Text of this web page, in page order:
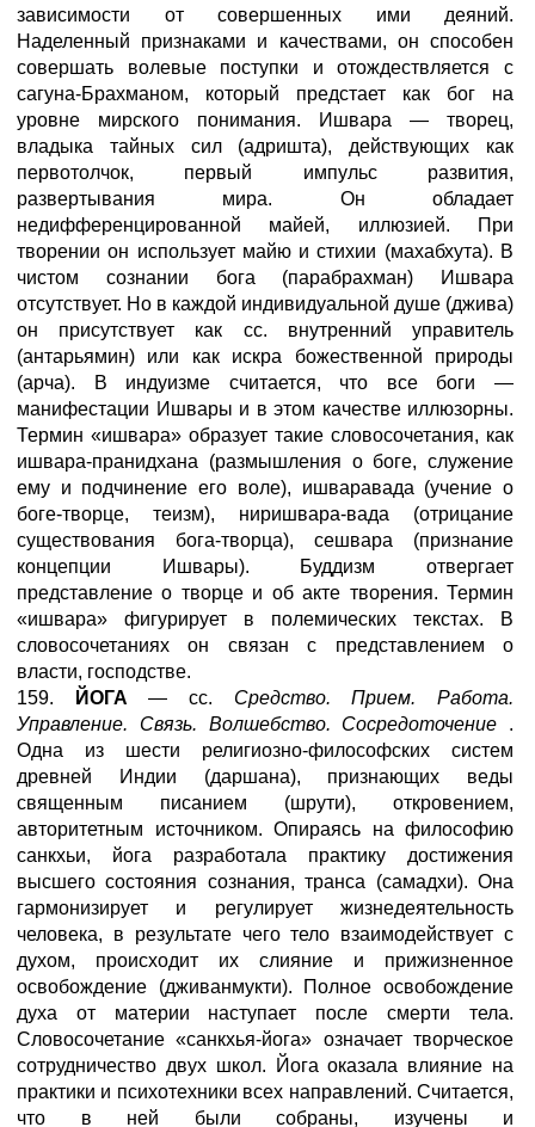
зависимости от совершенных ими деяний.
Наделенный признаками и качествами, он способен
совершать волевые поступки и отождествляется с
сагуна-Брахманом, который предстает как бог на
уровне мирского понимания. Ишвара — творец,
владыка тайных сил (адришта), действующих как
первотолчок, первый импульс развития,
развертывания мира. Он обладает
недифференцированной майей, иллюзией. При
творении он использует майю и стихии (махабхута). В
чистом сознании бога (парабрахман) Ишвара
отсутствует. Но в каждой индивидуальной душе (джива)
он присутствует как сс. внутренний управитель
(антарьямин) или как искра божественной природы
(арча). В индуизме считается, что все боги —
манифестации Ишвары и в этом качестве иллюзорны.
Термин «ишвара» образует такие словосочетания, как
ишвара-пранидхана (размышления о боге, служение
ему и подчинение его воле), ишваравада (учение о
боге-творце, теизм), ниришвара-вада (отрицание
существования бога-творца), сешвара (признание
концепции Ишвары). Буддизм отвергает
представление о творце и об акте творения. Термин
«ишвара» фигурирует в полемических текстах. В
словосочетаниях он связан с представлением о
власти, господстве.
159.
ЙОГА— сс. Средство. Прием. Работа.
Управление. Связь. Волшебство. Сосредоточение .
Одна из шести религиозно-философских систем
древней Индии (даршана), признающих веды
священным писанием (шрути), откровением,
авторитетным источником. Опираясь на философию
санкхьи, йога разработала практику достижения
высшего состояния сознания, транса (самадхи). Она
гармонизирует и регулирует жизнедеятельность
человека, в результате чего тело взаимодействует с
духом, происходит их слияние и прижизненное
освобождение (дживанмукти). Полное освобождение
духа от материи наступает после смерти тела.
Словосочетание «санкхья-йога» означает творческое
сотрудничество двух школ. Йога оказала влияние на
практики и психотехники всех направлений. Считается,
что в ней были собраны, изучены и